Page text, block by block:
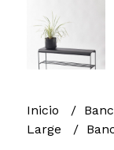
Inicio
Large